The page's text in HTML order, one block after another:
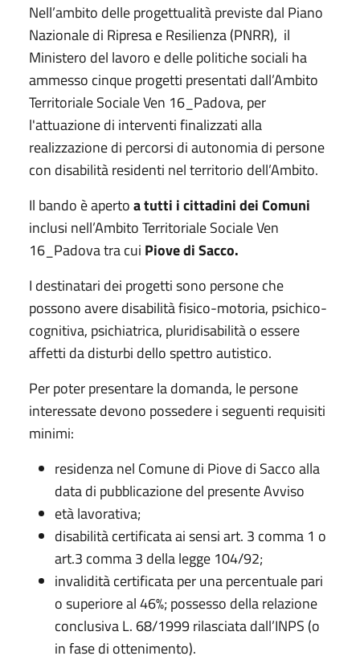
Nell’ambito delle progettualità previste dal Piano
Nazionale di Ripresa e Resilienza (PNRR), il
Ministero del lavoro e delle politiche sociali ha
ammesso cinque progetti presentati dall’Ambito
Territoriale Sociale Ven 16_Padova, per
l'attuazione di interventi finalizzati alla
realizzazione di percorsi di autonomia di persone
con disabilità residenti nel territorio dell’Ambito.
Il bando è apertoa tutti i cittadini dei Comuni
inclusi nell’Ambito Territoriale Sociale Ven
16_Padova tra cui Piove di Sacco.
I destinatari dei progetti sono persone che
possono avere disabilità fisico-motoria, psichico-
cognitiva, psichiatrica, pluridisabilità o essere
affetti da disturbi dello spettro autistico.
Per poter presentare la domanda, le persone
interessate devono possedere i seguenti requisiti
minimi:
residenza nel Comune di Piove di Sacco alla
data di pubblicazione del presente Avviso
età lavorativa;
disabilità certificata ai sensi art. 3 comma 1 o
art.3 comma 3 della legge 104/92;
invalidità certificata per una percentuale pari
o superiore al 46%; possesso della relazione
conclusiva L. 68/1999 rilasciata dall’INPS (o
in fase di ottenimento).